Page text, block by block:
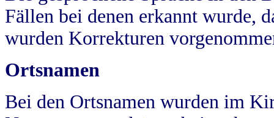
Fällen bei denen erkannt wurde,
wurden Korrekturen
Ortsnamen
Bei den Ortsnamen wurden im